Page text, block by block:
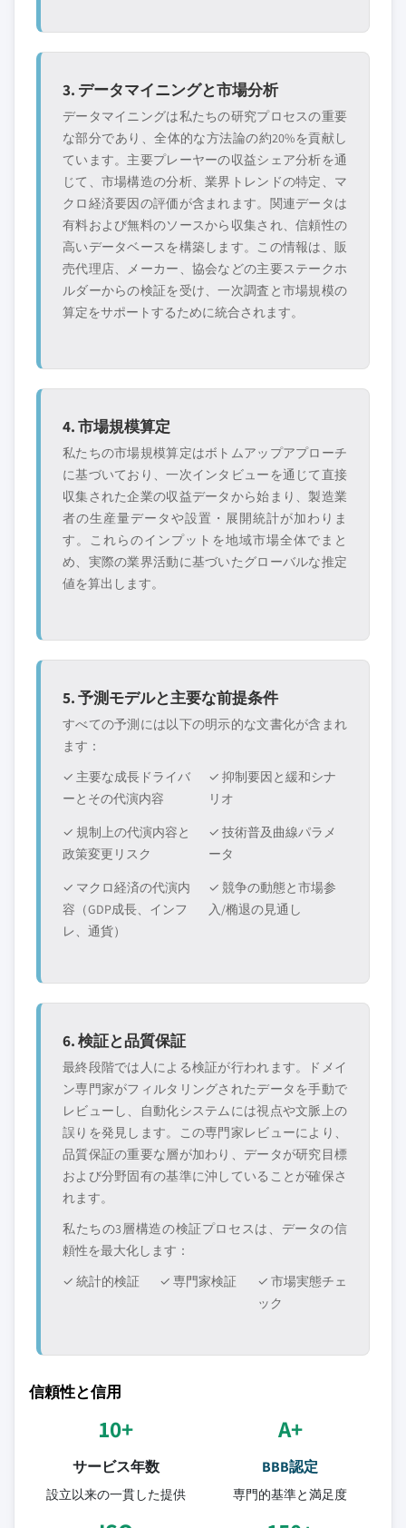
3. データマイニングと市場分析
データマイニングは私たちの研究プロセスの重要
な部分であり、全体的な方法論の約20%を貢献し
ています。主要プレーヤーの収益シェア分析を通
じて、市場構造の分析、業界トレンドの特定、マ
クロ経済要因の評価が含まれます。関連データは
有料および無料のソースから収集され、信頼性の
高いデータベースを構築します。この情報は、販
売代理店、メーカー、協会などの主要ステークホ
ルダーからの検証を受け、一次調査と市場規模の
算定をサポートするために統合されます。
4. 市場規模算定
私たちの市場規模算定はボトムアップアプローチ
に基づいており、一次インタビューを通じて直接
収集された企業の収益データから始まり、製造業
者の生産量データや設置・展開統計が加わりま
す。これらのインプットを地域市場全体でまと
め、実際の業界活動に基づいたグローバルな推定
値を算出します。
5. 予測モデルと主要な前提条件
すべての予測には以下の明示的な文書化が含まれ
ます：
✓ 主要な成長ドライバ
ーとその代演内容
✓ 抑制要因と緩和シナ
リオ
✓ 規制上の代演内容と
政策変更リスク
✓ 技術普及曲線パラメ
ータ
✓ マクロ経済の代演内
容（GDP成長、インフ
レ、通貨）
✓ 競争の動態と市場参
入/椭退の見通し
6. 検証と品質保証
最終段階では人による検証が行われます。ドメイ
ン専門家がフィルタリングされたデータを手動で
レビューし、自動化システムには視点や文脈上の
誤りを発見します。この専門家レビューにより、
品質保証の重要な層が加わり、データが研究目標
および分野固有の基準に沖していることが確保さ
れます。
私たちの3層構造の検証プロセスは、データの信
頼性を最大化します：
✓ 統計的検証
✓ 専門家検証
✓ 市場実態チェ
ック
信頼性と信用
10+
サービス年数
設立以来の一貫した提供
A+
BBB認定
専門的基準と満足度